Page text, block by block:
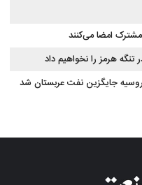
مشترک امضا می‌کنند
هرمز را نخواهیم داد
جایگزین نفت عربستان شد